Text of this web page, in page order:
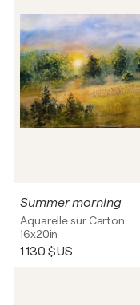
Summer morning
Aquarelle sur Carton
16x20in
1 130 $US